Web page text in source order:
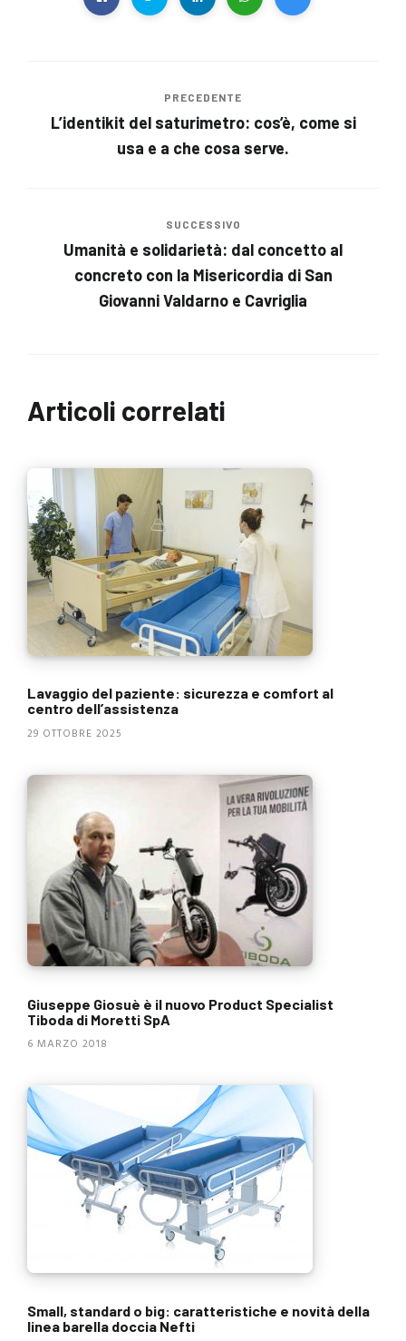
PRECEDENTE
L’identikit del saturimetro: cos’è, come si
usa e a che cosa serve.
SUCCESSIVO
Umanità e solidarietà: dal concetto al
concreto con la Misericordia di San
Giovanni Valdarno e Cavriglia
Articoli correlati
Lavaggio del paziente: sicurezza e comfort al
centro dell’assistenza
29 OTTOBRE 2025
Giuseppe Giosuè è il nuovo Product Specialist
Tiboda di Moretti SpA
6 MARZO 2018
Small, standard o big: caratteristiche e novità della
linea barella doccia Nefti